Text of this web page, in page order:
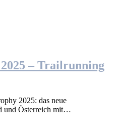
– Trailrunning
2025: das neue
und Österreich mit…